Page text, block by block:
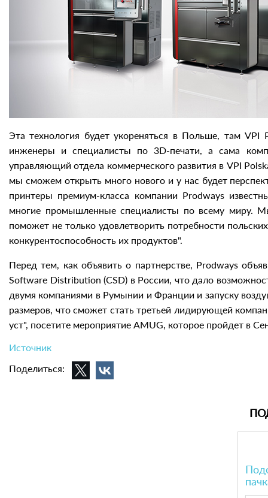
Эта технология будет укореняться в Польше, там
инженеры и специалисты по 3D-печати, а сама
управляющий отдела коммерческого развития в VPI
мы сможем открыть много нового и у нас будет
принтеры премиум-класса компании Prodways
многие промышленные специалисты по всему миру.
поможет не только удовлетворить потребности
конкурентоспособность их продуктов".
Перед тем, как объявить о партнерстве, Prodways
Software Distribution (CSD) в России, что дало
двумя компаниями в Румынии и Франции и запуску
размеров, что сможет стать третьей лидирующей
уст", посетите мероприятие AMUG, которое пройдет в
Источник
Поделиться: